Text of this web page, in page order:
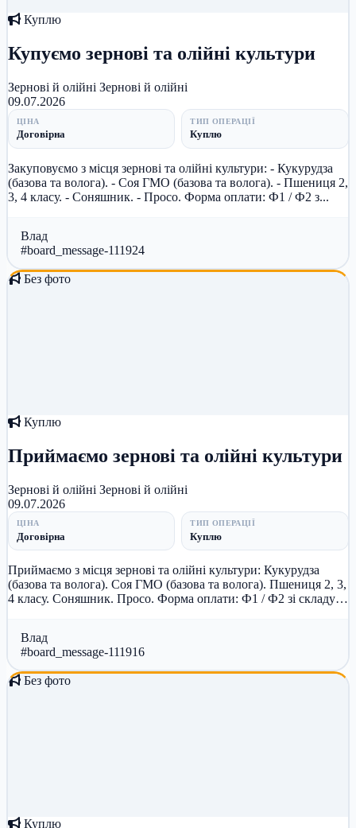
Куплю
Купуємо зернові та олійні культури
Зернові й олійні Зернові й олійні
09.07.2026
ЦІНА
Договірна
ТИП ОПЕРАЦІЇ
Куплю
Закуповуємо з місця зернові та олійні культури: - Кукурудза
(базова та волога). - Соя ГМО (базова та волога). - Пшениця 2,
3, 4 класу. - Соняшник. - Просо. Форма оплати: Ф1 / Ф2 з...
Влад
#board_message-111924
Без фото
Куплю
Приймаємо зернові та олійні культури
Зернові й олійні Зернові й олійні
09.07.2026
ЦІНА
Договірна
ТИП ОПЕРАЦІЇ
Куплю
Приймаємо з місця зернові та олійні культури: Кукурудза
(базова та волога). Соя ГМО (базова та волога). Пшениця 2, 3,
4 класу. Соняшник. Просо. Форма оплати: Ф1 / Ф2 зі складу.
Влад
#board_message-111916
Без фото
Куплю